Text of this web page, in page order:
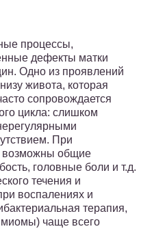
процессы,
дефекты матки
Одно из проявлений
живота, которая
сопровождается
цикла: слишком
При
возможны общие
головные боли и т.д.
течения и
воспалениях и
терапия,
чаще всего